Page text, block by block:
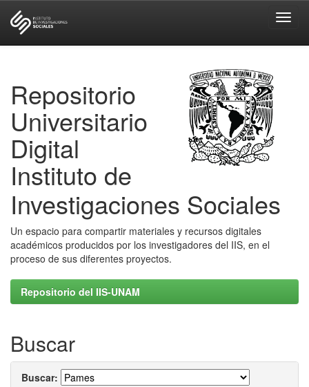
Repositorio
Universitario
Digital
Instituto de
Investigaciones Sociales
Un espacio para compartir materiales y recursos digitales
académicos producidos por los investigadores del IIS, en el
proceso de sus diferentes proyectos.
Repositorio del IIS-UNAM
Buscar
Buscar: